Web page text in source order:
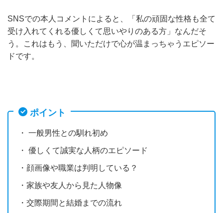
SNSでの本人コメントによると、「私の頑固な性格も全て
受け入れてくれる優しくて思いやりのある方」なんだそ
う。これはもう、聞いただけで心が温まっちゃうエピソー
ドです。
ポイント
・ 一般男性との馴れ初め
・ 優しくて誠実な人柄のエピソード
・顔画像や職業は判明している？
・家族や友人から見た人物像
・交際期間と結婚までの流れ